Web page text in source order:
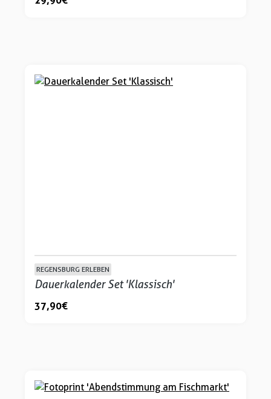
REGENSBURG ERLEBEN
Dauerkalender Set 'Klassisch'
37,90 €